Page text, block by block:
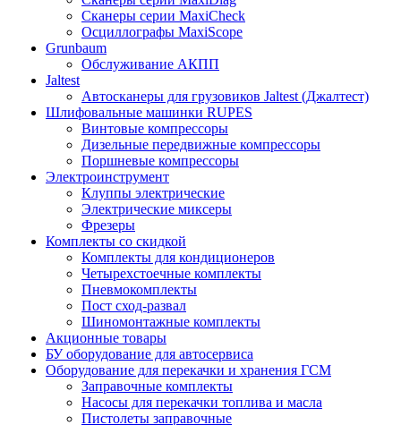
Сканеры серии MaxiCheck
Осциллографы MaxiScope
Grunbaum
Обслуживание АКПП
Jaltest
Автосканеры для грузовиков Jaltest (Джалтест)
Шлифовальные машинки RUPES
Винтовые компрессоры
Дизельные передвижные компрессоры
Поршневые компрессоры
Электроинструмент
Клуппы электрические
Электрические миксеры
Фрезеры
Комплекты со скидкой
Комплекты для кондиционеров
Четырехстоечные комплекты
Пневмокомплекты
Пост сход-развал
Шиномонтажные комплекты
Акционные товары
БУ оборудование для автосервиса
Оборудование для перекачки и хранения ГСМ
Заправочные комплекты
Насосы для перекачки топлива и масла
Пистолеты заправочные